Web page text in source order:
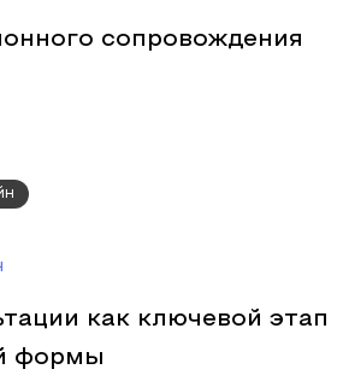
сопровождения
как ключевой этап
формы